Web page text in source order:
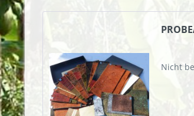
Nicht